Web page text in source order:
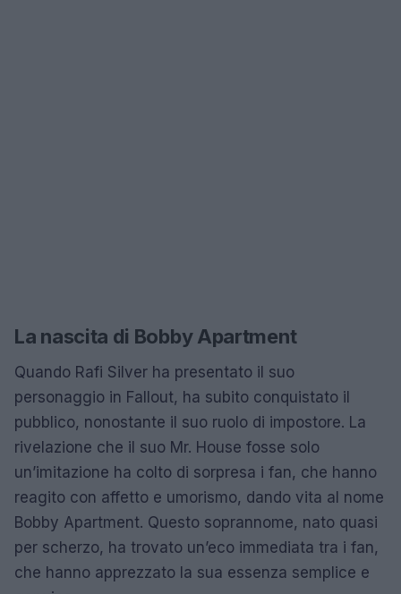
La nascita di Bobby Apartment
Quando Rafi Silver ha presentato il suo
personaggio in Fallout, ha subito conquistato il
pubblico, nonostante il suo ruolo di impostore. La
rivelazione che il suo Mr. House fosse solo
un’imitazione ha colto di sorpresa i fan, che hanno
reagito con affetto e umorismo, dando vita al nome
Bobby Apartment. Questo soprannome, nato quasi
per scherzo, ha trovato un’eco immediata tra i fan,
che hanno apprezzato la sua essenza semplice e